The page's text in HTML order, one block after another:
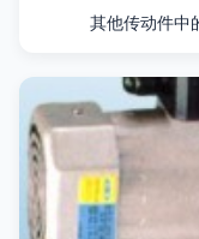
其他传动件中